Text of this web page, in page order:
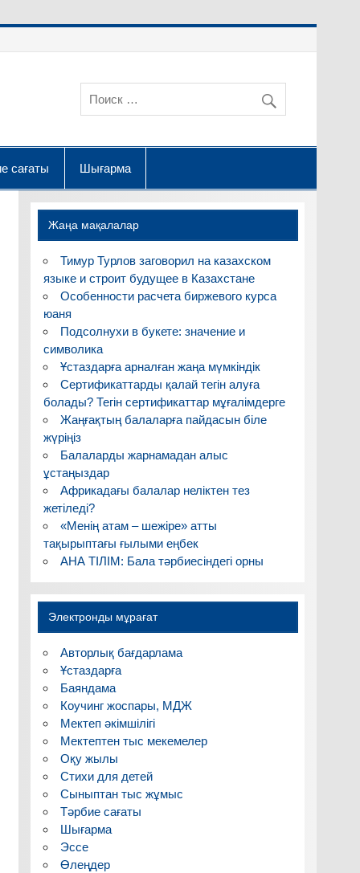
сағаты Шығарма
қажет
Жаңа мақалалар
Тимур Турлов заговорил на казахском
языке и строит будущее в Казахстане
Особенности расчета биржевого курса
юаня
Подсолнухи в букете: значение и
символика
Ұстаздарға арналған жаңа мүмкіндік
Сертификаттарды қалай тегін алуға
болады? Тегін сертификаттар мұғалімдерге
Жаңғақтың балаларға пайдасын біле
жүріңіз
Балаларды жарнамадан алыс
ұстаңыздар
Африкадағы балалар неліктен тез
жетіледі?
«Менің атам – шежіре» атты
тақырыптағы ғылыми еңбек
АНА ТІЛІМ: Бала тәрбиесіндегі орны
Электронды мұрағат
Авторлық бағдарлама
Ұстаздарға
Баяндама
Коучинг жоспары, МДЖ
Мектеп әкімшілігі
Мектептен тыс мекемелер
Оқу жылы
Стихи для детей
Сыныптан тыс жұмыс
Тәрбие сағаты
Шығарма
Эссе
Өлеңдер